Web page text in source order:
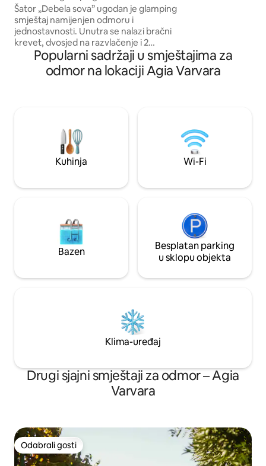
masažnom kadom
Šator „Debela sova” ugodan je glamping
smještaj namijenjen odmoru i
jednostavnosti. Unutra se nalazi bračni
krevet, dvosjed na razvlačenje i 2
madraca na podu za najviše 6 gostiju, a
tu su i struja i klima-uređaj za
hlađenje/grijanje. Privatna kupaonica na
štednjakom, hladnjakom i
blagovaonicom s pogledom na brežuljke.
Šator „Debela sova” ima i privatnu
masažnu kadu, rezerviranu samo za
zadovoljiti sve
Popularni sadržaji u smještajima za
odmor na lokaciji Agia Varvara
Kuhinja Wi-Fi
Bazen
Besplatan parking
u sklopu objekta
Klima-uređaj
Drugi sjajni smještaji za odmor – Agia
Varvara
Odabrali gosti
Odabrali gosti